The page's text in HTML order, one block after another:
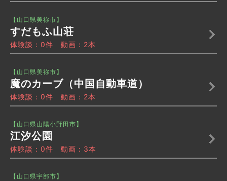
【山口県美祢市】
すだもふ山荘
体験談：0件 動画：2本
【山口県美祢市】
魔のカーブ（中国自動車道）
体験談：0件 動画：2本
【山口県山陽小野田市】
江汐公園
体験談：0件 動画：3本
【山口県宇部市】